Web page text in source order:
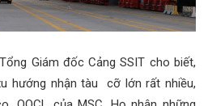
Giám đốc Cảng SSIT cho biết,
hướng nhận tàu cỡ lớn rất nhiều,